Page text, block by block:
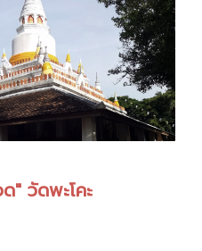
" วัดพะโคะ